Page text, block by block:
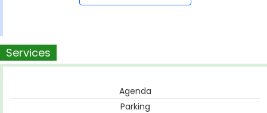
Services
Agenda
Parking